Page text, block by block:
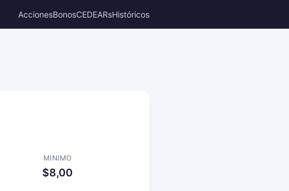
AccionesBonosCEDEARsHistóricos
MINIMO
$8,00